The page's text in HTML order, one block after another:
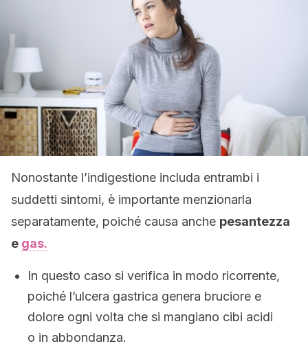
Nonostante l’indigestione includa entrambi i
suddetti sintomi, è importante menzionarla
separatamente, poiché causa anche pesantezza
e gas.
In questo caso si verifica in modo ricorrente,
poiché l’ulcera gastrica genera bruciore e
dolore ogni volta che si mangiano cibi acidi
o in abbondanza.